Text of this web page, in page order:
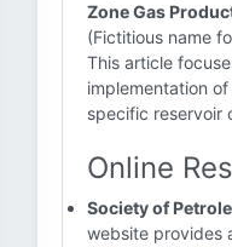
Zone Gas
(Fictitious name
This article
implementation
specific reservoir
Online
Society of
website provides